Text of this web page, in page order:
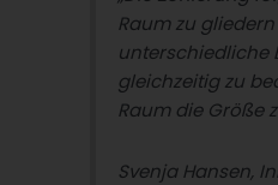
Raum zu
unterschiedliche
gleichzeitig zu
Raum die Größe
Svenja Hansen,